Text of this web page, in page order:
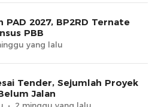
PAD 2027, BP2RD Ternate
PBB
yang lalu
Tender, Sejumlah Proyek
Jalan
2 minggu yang lalu